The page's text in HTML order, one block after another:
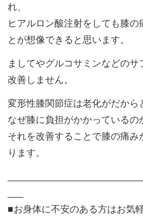
れ、
ヒアルロン酸注射をしても膝の
とが想像できると思います。
ましてやグルコサミンなどのサ
改善しません。
変形性膝関節症は老化がだから
なぜ膝に負担がかかっているの
それを改善することで膝の痛
ります。
■お身体に不安のある方はお気